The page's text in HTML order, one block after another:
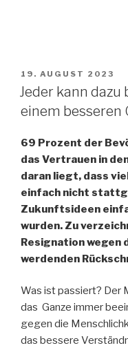
VERÖFFENTLICHT
AM
19. AUGUST 2023
Jeder kann dazu
einem besseren
69 Prozent der
das Vertrauen in
daran liegt, dass
einfach nicht
Zukunftsideen
wurden. Zu
Resignation wegen
werdenden
Was ist passiert? Der
das Ganze immer
gegen die
das bessere